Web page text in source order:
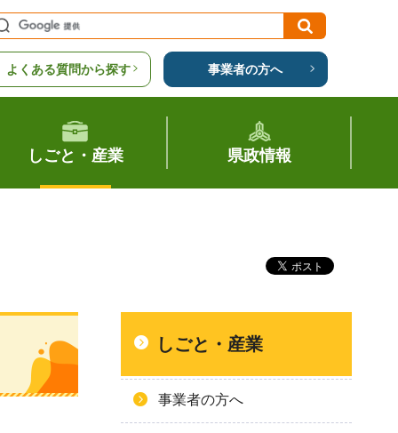
よくある質問から探す 事業者の方へ
しごと・産業 県政情報
しごと・産業
事業者の方へ